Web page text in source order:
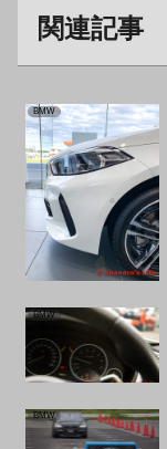
関連記事
BMW
BMW
BMW